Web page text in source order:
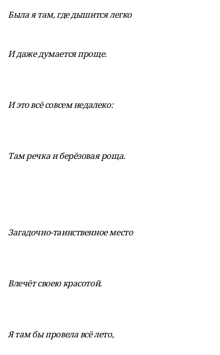
Была я там, где дышится легко
И даже думается проще.
И это всё совсем недалеко:
Там речка и берёзовая роща.
Загадочно-таинственное место
Влечёт своею красотой.
Я там бы провела всё лето,